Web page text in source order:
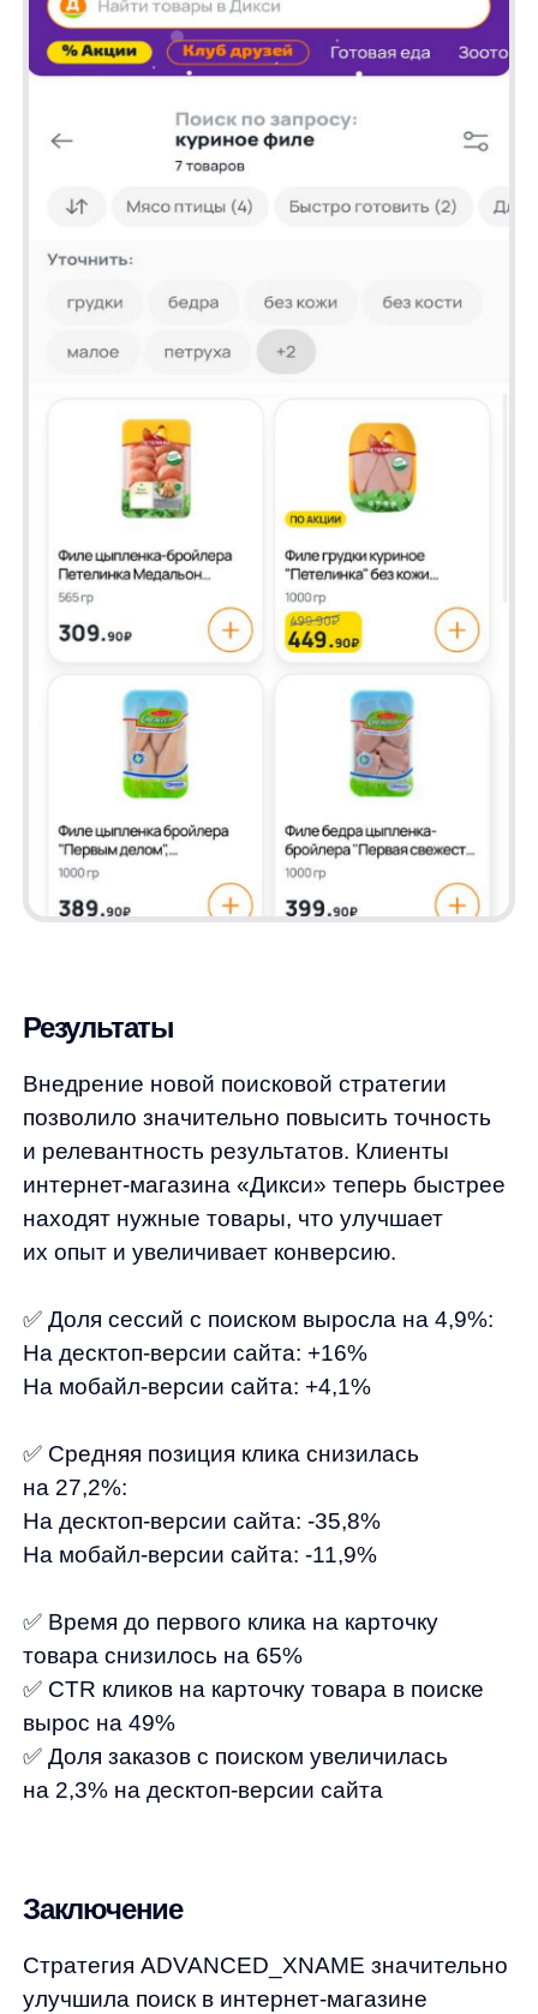
На десктоп-версии сайта: +16%
На мобайл-версии сайта: +4,1%
На десктоп-версии сайта: -35,8%
На мобайл-версии сайта: -11,9%
товара снизилось на 65%
вырос на 49%
✅ Доля заказов с поиском увеличилась
на 2,3% на десктоп-версии сайта
Стратегия ADVANCED_XNAME значительно
улучшила поиск в интернет-магазине
«Дикси», сделав его более точным
и адаптированным под предпочтения
клиентов. Благодаря улучшенному
легко и быстро находить нужные товары, что
напрямую влияет на рост конверсии
и удовлетворенность пользователей.
Заключение
Соберем вам бесплатное демо
Я ознакомился с условиямиПолитики обработки персональных данныхи даю согласие
на обработки моих персональных данных
Согласен на получениерассылки с новостями AI от Any
Отправить
anyQuery
anyRecs
anyReviews
anyImages
Блог
по интеграции
Сведения
any-hello@tbank.ru
support@diginetica.com
+7 (985) 674-48-98
Вакансии
Документы
Политика обработки персональных данных
Согласие на обработку персональных данных
Рекомендательные алгоритмы
Деятельность в области ИТ
Согласие на получение рекламных и информационных
Руководство пользователя
Функциональные характеристики программного обеспечения
ПО распространяется в виде интернет-сервиса, специальные действия по